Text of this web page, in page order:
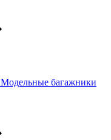
Модельные багажники